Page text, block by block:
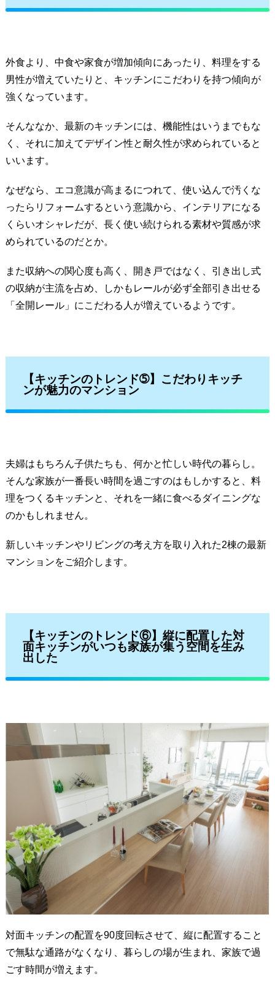
外食より、中食や家食が増加傾向にあったり、料理をする
男性が増えていたりと、キッチンにこだわりを持つ傾向が
強くなっています。
そんななか、最新のキッチンには、機能性はいうまでもな
く、それに加えてデザイン性と耐久性が求められていると
いいます。
なぜなら、エコ意識が高まるにつれて、使い込んで汚くな
ったらリフォームするという意識から、インテリアになる
くらいオシャレだが、長く使い続けられる素材や質感が求
められているのだとか。
また収納への関心度も高く、開き戸ではなく、引き出し式
の収納が主流を占め、しかもレールが必ず全部引き出せる
「全開レール」にこだわる人が増えているようです。
【キッチンのトレンド➄】 こだわりキッチ
ンが魅力のマンション
夫婦はもちろん子供たちも、何かと忙しい時代の暮らし。
そんな家族が一番長い時間を過ごすのはもしかすると、料
理をつくるキッチンと、それを一緒に食べるダイニングな
のかもしれません。
新しいキッチンやリビングの考え方を取り入れた2棟の最新
マンションをご紹介します。
【キッチンのトレンド⑥】 縦に配置した対
面キッチンがいつも家族が集う空間を生み
出した
対面キッチンの配置を90度回転させて、縦に配置すること
で無駄な通路がなくなり、暮らしの場が生まれ、家族で過
ごす時間が増えます。